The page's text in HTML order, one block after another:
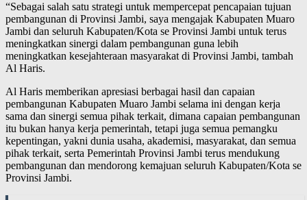
“Sebagai salah satu strategi untuk mempercepat pencapaian tujuan
pembangunan di Provinsi Jambi, saya mengajak Kabupaten Muaro
Jambi dan seluruh Kabupaten/Kota se Provinsi Jambi untuk terus
meningkatkan sinergi dalam pembangunan guna lebih
meningkatkan kesejahteraan masyarakat di Provinsi Jambi, tambah
Al Haris.
Al Haris memberikan apresiasi berbagai hasil dan capaian
pembangunan Kabupaten Muaro Jambi selama ini dengan kerja
sama dan sinergi semua pihak terkait, dimana capaian pembangunan
itu bukan hanya kerja pemerintah, tetapi juga semua pemangku
kepentingan, yakni dunia usaha, akademisi, masyarakat, dan semua
pihak terkait, serta Pemerintah Provinsi Jambi terus mendukung
pembangunan dan mendorong kemajuan seluruh Kabupaten/Kota se
Provinsi Jambi.